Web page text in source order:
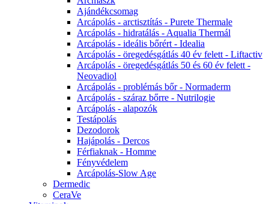
Ajándékcsomag
Arcápolás - arctisztítás - Purete Thermale
Arcápolás - hidratálás - Aqualia Thermál
Arcápolás - ideális bőrért - Idealia
Arcápolás - öregedésgátlás 40 év felett - Liftactiv
Arcápolás - öregedésgátlás 50 és 60 év felett -
Neovadiol
Arcápolás - problémás bőr - Normaderm
Arcápolás - száraz bőrre - Nutrilogie
Arcápolás - alapozók
Testápolás
Dezodorok
Hajápolás - Dercos
Férfiaknak - Homme
Fényvédelem
Arcápolás-Slow Age
Dermedic
CeraVe